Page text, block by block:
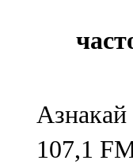
Азнакай
107,1